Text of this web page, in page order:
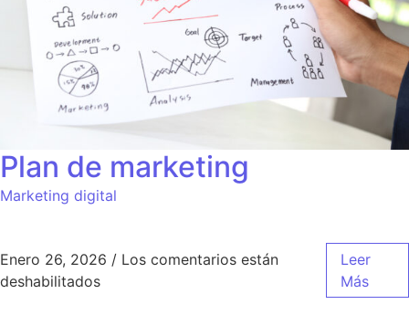
Plan de marketing
Marketing digital
Enero 26, 2026 / Los comentarios están
deshabilitadosen Plan de marketing
Leer
Más